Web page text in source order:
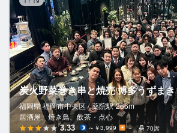
炭火野菜巻き串と焼売 博多うずま
福岡県 福岡市中央区 / 薬院駅 266m
居酒屋、焼き鳥、飲茶・点心
3.33 ～￥3,999 － 70席